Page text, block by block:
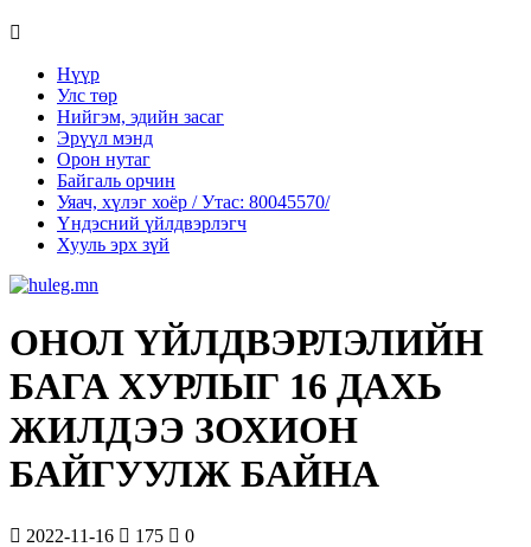
Нүүр
Улс төр
Нийгэм, эдийн засаг
Эрүүл мэнд
Орон нутаг
Байгаль орчин
Уяач, хүлэг хоёр / Утас: 80045570/
Үндэсний үйлдвэрлэгч
Хууль эрх зүй
ОНОЛ ҮЙЛДВЭРЛЭЛИЙН
БАГА ХУРЛЫГ 16 ДАХЬ
ЖИЛДЭЭ ЗОХИОН
БАЙГУУЛЖ БАЙНА
2022-11-16 175 0